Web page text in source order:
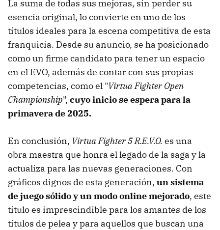
La suma de todas sus mejoras, sin perder su
esencia original, lo convierte en uno de los
títulos ideales para la escena competitiva de esta
franquicia. Desde su anuncio, se ha posicionado
como un firme candidato para tener un espacio
en el EVO, además de contar con sus propias
competencias, como el "Virtua Fighter Open
Championship", cuyo inicio se espera para la
primavera de 2025.
En conclusión, Virtua Fighter 5 R.E.V.O. es una
obra maestra que honra el legado de la saga y la
actualiza para las nuevas generaciones. Con
gráficos dignos de esta generación, un sistema
de juego sólido y un modo online mejorado, este
título es imprescindible para los amantes de los
títulos de pelea y para aquellos que buscan una